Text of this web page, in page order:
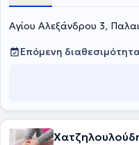
Αγίου Αλεξάνδρου 3,
Επόμενη